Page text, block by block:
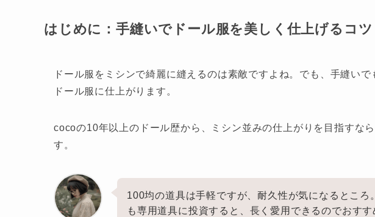
はじめに：手縫いでドール服を美しく仕上げるコツ
ドール服をミシンで綺麗に縫えるのは素敵ですよね。でも、手縫い
ドール服に仕上がります。
cocoの10年以上のドール歴から、ミシン並みの仕上がりを目指すな
す。
100均の道具は手軽ですが、耐久性が気になるところ
も専用道具に投資すると、長く愛用できるのでおすす